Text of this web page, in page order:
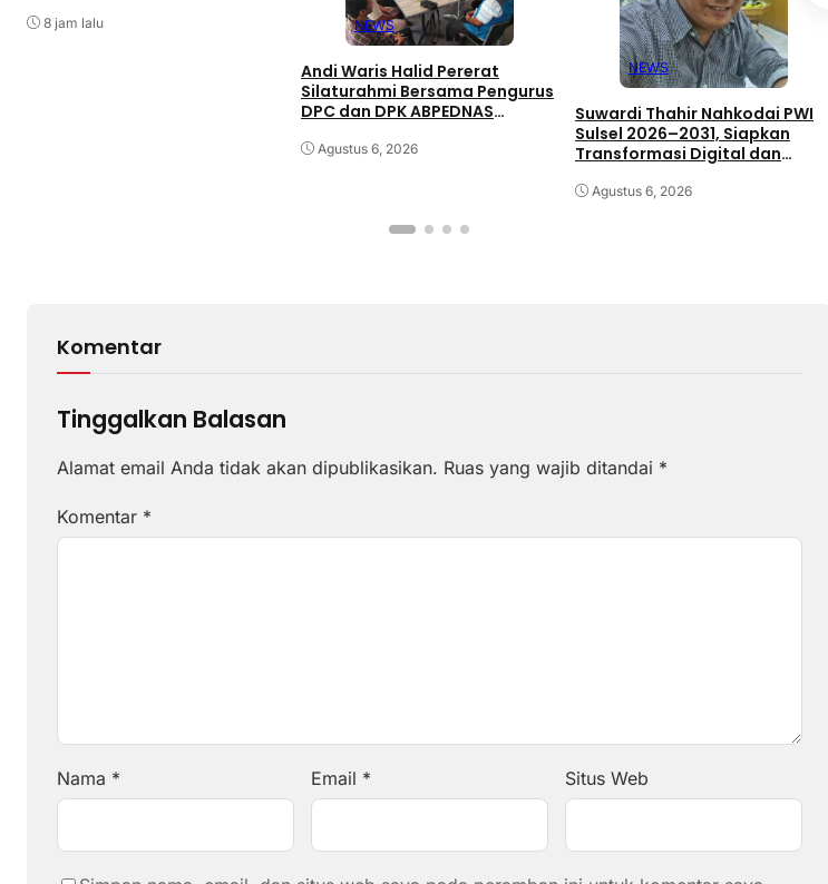
8 jam lalu NEWS
Andi Waris Halid Pererat
Silaturahmi Bersama Pengurus
DPC dan DPK ABPEDNAS
Agustus 6, 2026
NEWS
Suwardi Thahir Nahkodai PWI
Sulsel 2026–2031, Siapkan
Transformasi Digital dan
Agustus 6, 2026
Komentar
Tinggalkan Balasan
Alamat email Anda tidak akan dipublikasikan. Ruas yang wajib ditandai *
Komentar *
Nama * Email * Situs Web